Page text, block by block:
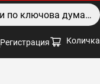
Регистрация Количка